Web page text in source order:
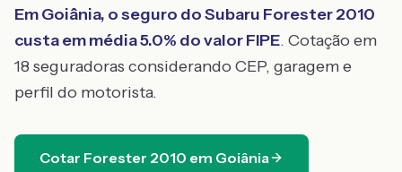
EmGoiânia, o seguro doSubaru Forester2010
custa em média5.0% do valor FIPE. Cotação em
18 seguradoras considerando CEP, garagem e
perfil do motorista.
Cotar Forester 2010 em Goiânia